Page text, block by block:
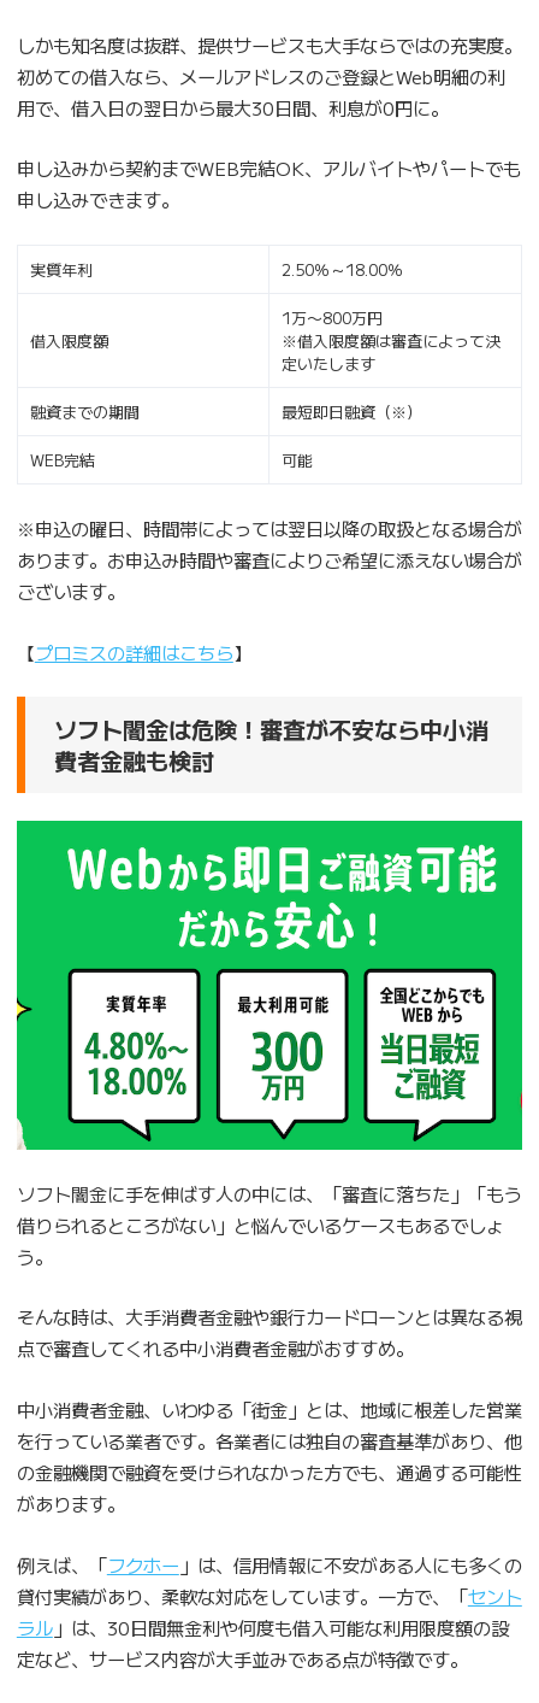
しかも知名度は抜群、提供サービスも大手ならではの充実度。
初めての借入なら、メールアドレスのご登録とWeb明細の利
用で、借入日の翌日から最大30日間、利息が0円に。
申し込みから契約までWEB完結OK、アルバイトやパートでも
申し込みできます。
実質年利 2.50％～18.00％
借入限度額
1万〜800万円
※借入限度額は審査によって決
定いたします
融資までの期間 最短即日融資（※）
WEB完結 可能
※申込の曜日、時間帯によっては翌日以降の取扱となる場合が
あります。お申込み時間や審査によりご希望に添えない場合が
ございます。
【プロミスの詳細はこちら】
ソフト闇金は危険！審査が不安なら中小消
費者金融も検討
ソフト闇金に手を伸ばす人の中には、「審査に落ちた」「もう
借りられるところがない」と悩んでいるケースもあるでしょ
う。
そんな時は、大手消費者金融や銀行カードローンとは異なる視
点で審査してくれる中小消費者金融がおすすめ。
中小消費者金融、いわゆる「街金」とは、地域に根差した営業
を行っている業者です。各業者には独自の審査基準があり、他
の金融機関で融資を受けられなかった方でも、通過する可能性
があります。
例えば、「フクホー 」は、信用情報に不安がある人にも多くの
貸付実績があり、柔軟な対応をしています。一方で、「セント
ラル」は、30日間無金利や何度も借入可能な利用限度額の設
定など、サービス内容が大手並みである点が特徴です。